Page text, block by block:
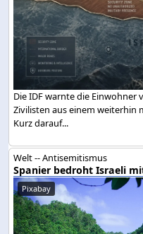
Die IDF warnte die
Zivilisten aus einem weiterhin
Kurz darauf...
Welt -- Antisemitismus
Spanier bedroht Israeli
Pixabay